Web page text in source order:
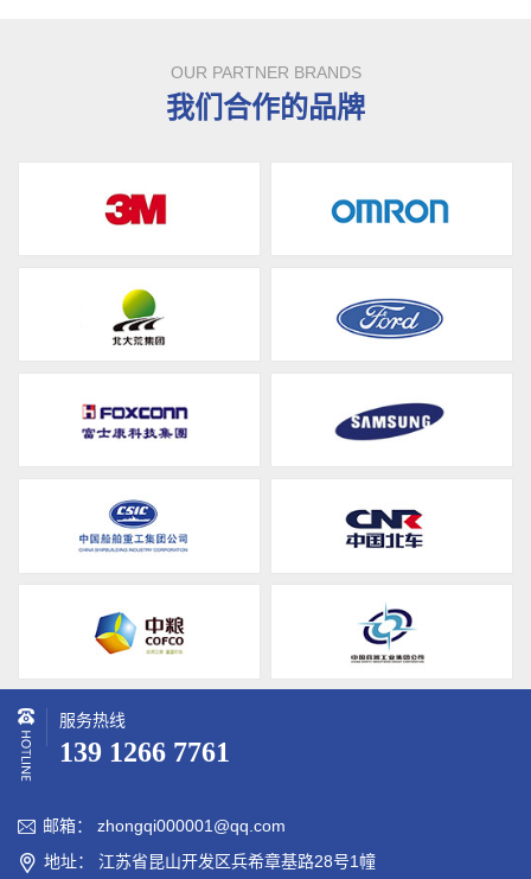
OUR PARTNER BRANDS
我们合作的品牌
服务热线
139 1266 7761
 邮箱： zhongqi000001@qq.com
 地址： 江苏省昆山开发区兵希章基路28号1幢